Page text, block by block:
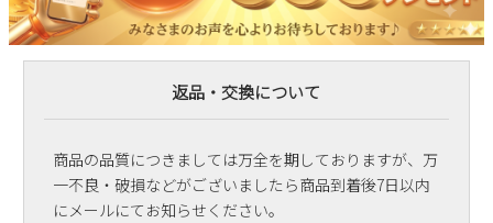
返品・交換について
商品の品質につきましては万全を期しておりますが、万
一不良・破損などがございましたら商品到着後7日以内
にメールにてお知らせください。